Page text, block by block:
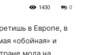
0
1430
в Европе, в
«обойная» и